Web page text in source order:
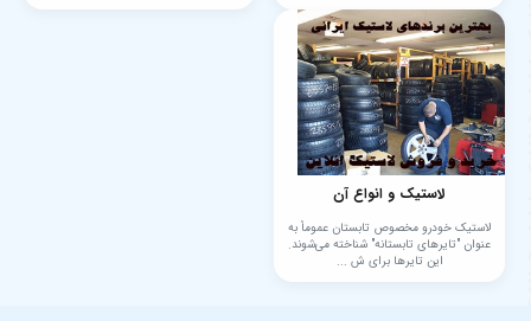
لاستیک‌ و انواع آن
لاستیک خودرو مخصوص تابستان عموماً به
عنوان "تایرهای تابستانه" شناخته می‌شوند.
این تایرها برای ش ...